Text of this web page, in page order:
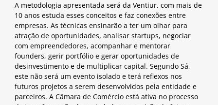
A metodologia apresentada será da Ventiur, com mais de
10 anos estuda esses conceitos e faz conexões entre
empresas. As técnicas ensinarão a ter um olhar para
atração de oportunidades, analisar startups, negociar
com empreendedores, acompanhar e mentorar
founders, gerir portfólio e gerar oportunidades de
desinvestimento e de multiplicar capital. Segundo Sá,
este não será um evento isolado e terá reflexos nos
futuros projetos a serem desenvolvidos pela entidade e
parceiros. A Câmara de Comércio está ativa no processo